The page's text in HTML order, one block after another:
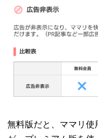
無料版だと、ママリ